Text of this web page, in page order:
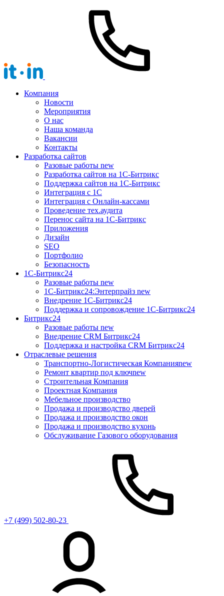
Компания
Новости
Мероприятия
О нас
Наша команда
Вакансии
Контакты
Разработка сайтов
Разовые работы new
Разработка сайтов на 1С-Битрикс
Поддержка сайтов на 1С-Битрикс
Интеграция с 1С
Интеграция с Онлайн-кассами
Проведение тех.аудита
Перенос сайта на 1С-Битрикс
Приложения
Дизайн
SEO
Портфолио
Безопасность
1C-Битрикс24
Разовые работы new
1С-Битрикс24:Энтерпрайз new
Внедрение 1C-Битрикс24
Поддержка и сопровождение 1С-Битрикс24
Битрикс24
Разовые работы new
Внедрение CRM Битрикс24
Поддержка и настройка CRM Битрикс24
Отраслевые решения
Транспортно-Логистическая Компанияnew
Ремонт квартир под ключnew
Строительная Компания
Проектная Компания
Мебельное производство
Продажа и производство дверей
Продажа и производство окон
Продажа и производство кухонь
Обслуживание Газового оборудования
+7 (499) 502-80-23